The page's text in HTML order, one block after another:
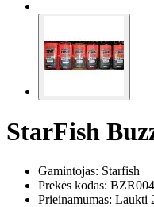
StarFish
Gamintojas: Starfish
Prekės kodas: BZR004
Prieinamumas: Laukti